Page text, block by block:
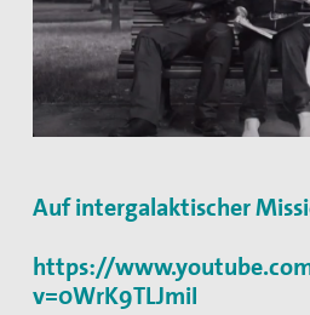
Weiteres
Friedensbildung
Servicestelle
Materialien zur
Auf intergalaktischer
https://
v=0WrK9TLJmiI